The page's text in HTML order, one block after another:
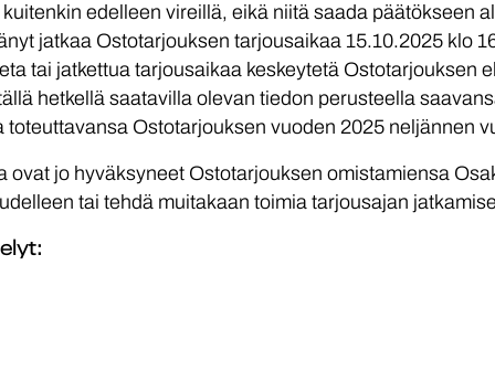
edelleen vireillä, eikä niitä saada päätökseen
jatkaa Ostotarjouksen tarjousaikaa 15.10.2025 klo
tai jatkettua tarjousaikaa keskeytetä Ostotarjouksen
hetkellä saatavilla olevan tiedon perusteella
Ostotarjouksen vuoden 2025 neljännen
ovat jo hyväksyneet Ostotarjouksen omistamiensa
tai tehdä muitakaan toimia tarjousajan